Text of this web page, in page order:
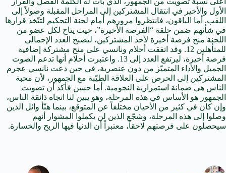
الأول والأخير في انتقال المشتركين إلى المراحل المقبلة وصولاً إلى
اللقب. أما الباقون، فانتظروا مرورهم أمام لجنة التحكيم لتتّخذ قرارها
في شأنهم ضمن حلقة “الفرصة الأخيرة”، حيث يتاح لكل عضو من
اللجنة منح فرصة أخيرة لأحد المشتركين، ليصبح العدد الإجمالي
للمتأهلين 12. وقد اتفقت أحلام ونانسي على منح مشتركة إضافية
فرصة أخيرة، ليرتفع العدد إلى 13. واعتبرت أحلام أنها تدعم الصوت
الجميل والأداء المتميّز من دون عنصرية، في حين دعت نانسي عجرم
المشتركين إلى الحرص على العلاقة الطيّبة مع الجمهور، لأن محبة
الناس هي ضمانة استمرارية النجومية. أما حسن فأكد أن تصويت
الجمهور هو الأساس في هذه المرحلة، وهو يبين لنا اتجاه ذائقة الناس،
وإن كان في كثير من الأحيان مختلفاً عن المتوقع، بينما هنّأ وائل الذين
وصلوا إلى هذه المرحلة، وشجّع الذين لن يكملوا المشوار أنهم
سيحصلون على فرصتهم لاحقاً، معتبراً أن الدنيا فيها الربح والخسارة.